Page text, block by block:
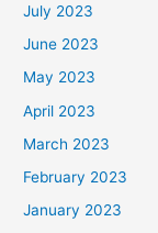
July 2023
June 2023
May 2023
April 2023
March 2023
February 2023
January 2023